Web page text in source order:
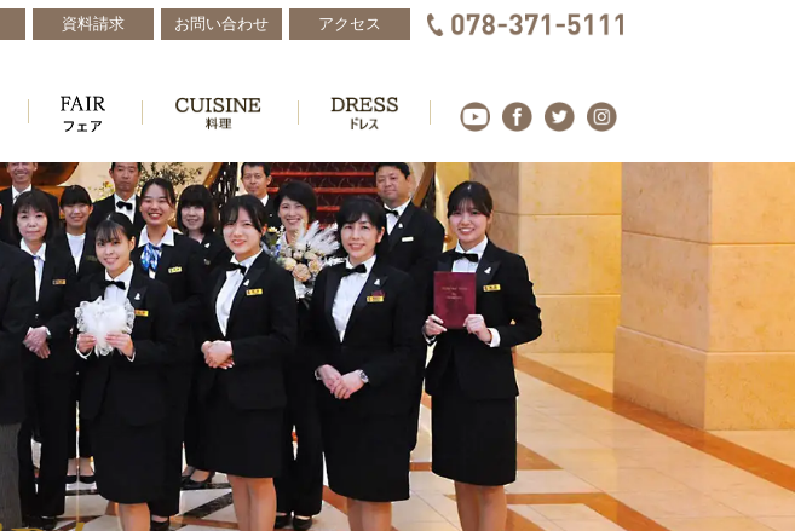
資料請求 お問い合わせ アクセス